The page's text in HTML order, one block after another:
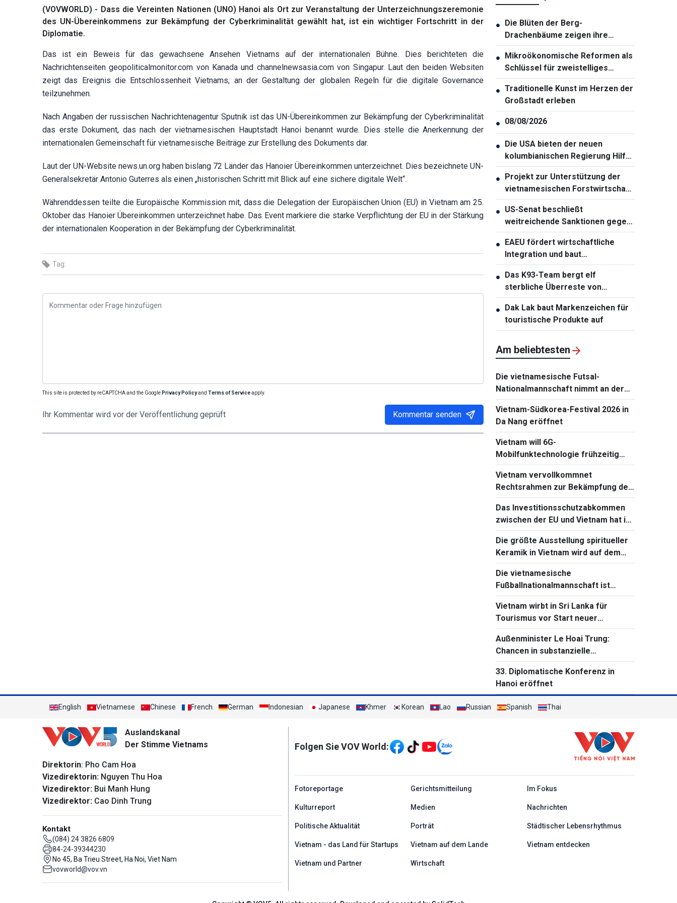
(VOVWORLD) - Dass die Vereinten Nationen (UNO) Hanoi als Ort zur Veranstaltung der Unterzeichnungszeremonie
des UN-Übereinkommens zur Bekämpfung der Cyberkriminalität gewählt hat, ist ein wichtiger Fortschritt in der
Diplomatie.
Das ist ein Beweis für das gewachsene Ansehen Vietnams auf der internationalen Bühne. Dies berichteten die
Nachrichtenseitengeopoliticalmonitor.com von Kanada und channelnewsasia.comvon Singapur. Laut den beiden Websiten
zeigt das Ereignis die Entschlossenheit Vietnams, an der Gestaltung der globalen Regeln für die digitale Governance
teilzunehmen.
Nach Angaben der russischen Nachrichtenagentur Sputnik ist das UN-Übereinkommen zur Bekämpfung der Cyberkriminalität
das erste Dokument, das nach der vietnamesischen Hauptstadt Hanoi benannt wurde. Dies stelle die Anerkennung der
internationalen Gemeinschaft für vietnamesische Beiträge zur Erstellung des Dokuments dar.
Laut der UN-Website news.un.org haben bislang 72 Länder das Hanoier Übereinkommen unterzeichnet. Dies bezeichnete UN-
Generalsekretär Antonio Guterres als einen „historischen Schritt mit Blick auf eine sichere digitale Welt“.
Währenddessen teilte die Europäische Kommission mit, dass die Delegation der Europäischen Union (EU) in Vietnam am 25.
Oktober das Hanoier Übereinkommen unterzeichnet habe. Das Event markiere die starke Verpflichtung der EU in der Stärkung
der internationalen Kooperation in der Bekämpfung der Cyberkriminalität.
Tag:
This site is protected by reCAPTCHA and the Google Privacy Policyand Terms of Serviceapply.
Ihr Kommentar wird vor der Veröffentlichung geprüft Kommentar senden
● Die Blüten der Berg-
Drachenbäume zeigen ihre
leuchtenden Farben über der Ha-
Long-Bucht
● Mikroökonomische Reformen als
Schlüssel für zweistelliges
Wachstum
● Traditionelle Kunst im Herzen der
Großstadt erleben
● 08/08/2026
● Die USA bieten der neuen
kolumbianischen Regierung Hilfe
in Höhe von einer Milliarde Dollar
an
● Projekt zur Unterstützung der
vietnamesischen Forstwirtschaft
gestartet
● US-Senat beschließt
weitreichende Sanktionen gegen
Russland
● EAEU fördert wirtschaftliche
Integration und baut
Zusammenarbeit mit Partnern
aus
● Das K93-Team bergt elf
sterbliche Überreste von
Gefallenen in An Giang
● Dak Lak baut Markenzeichen für
touristische Produkte auf
Am beliebtesten
Die vietnamesische Futsal-
Nationalmannschaft nimmt an der
Continental Futsal Championship
2026 teil
Vietnam-Südkorea-Festival 2026 in
Da Nang eröffnet
Vietnam will 6G-
Mobilfunktechnologie frühzeitig
beherrschen und einführen
Vietnam vervollkommnet
Rechtsrahmen zur Bekämpfung der
Verbreitung von
Massenvernichtungswaffen
Das Investitionsschutzabkommen
zwischen der EU und Vietnam hat in
Frankreich einen neuen Fortschritt
Die größte Ausstellung spiritueller
Keramik in Vietnam wird auf dem
Ba-Den-Berg stattfinden
Die vietnamesische
Fußballnationalmannschaft ist
bereit für das Spiel gegen Singapur
bei Südostasienmeisterschaft 2026
Vietnam wirbt in Sri Lanka für
Tourismus vor Start neuer
Direktflüge
Außenminister Le Hoai Trung:
Chancen in substanzielle
Entwicklungsergebnisse
verwandeln
33. Diplomatische Konferenz in
Hanoi eröffnet
English Vietnamese Chinese French German Indonesian Japanese Khmer Korean Lao Russian Spanish Thai
Auslandskanal
Der Stimme Vietnams
Direktorin: Pho Cam Hoa
Vizedirektorin: Nguyen Thu Hoa
Vizedirektor: Bui Manh Hung
Vizedirektor: Cao Dinh Trung
Kontakt
(084) 24 3826 6809
84-24-39344230
No 45, Ba Trieu Street, Ha Noi, Viet Nam
vovworld@vov.vn
Folgen Sie VOV World:
menu footer tiếng Đức
Fotoreportage Gerichtsmitteilung Im Fokus
Kulturreport Medien Nachrichten
Politische Aktualität Porträt Städtischer Lebensrhythmus
Vietnam - das Land für Startups Vietnam auf dem Lande Vietnam entdecken
Vietnam und Partner Wirtschaft